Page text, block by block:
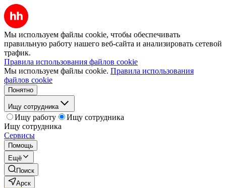
Мы используем файлы cookie, чтобы обеспечивать
правильную работу нашего веб-сайта и анализировать сетевой
трафик.
Правила использования файлов cookie
Мы используем файлы cookie. Правила использования
файлов cookie
Понятно
Ищу сотрудника
Ищу работу
Ищу сотрудника
Ищу сотрудника
Сервисы
Помощь
Ещё
Поиск
Арск